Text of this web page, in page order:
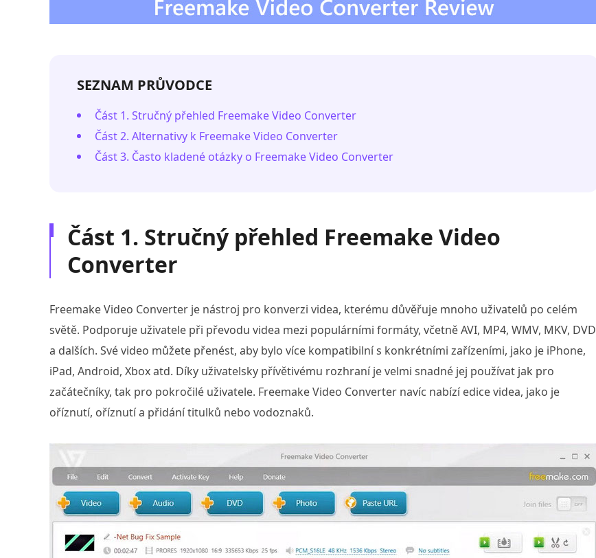
SEZNAM PRŮVODCE
Část 1. Stručný přehled Freemake Video Converter
Část 2. Alternativy k Freemake Video Converter
Část 3. Často kladené otázky o Freemake Video Converter
Část 1. Stručný přehled Freemake Video
Converter
Freemake Video Converter je nástroj pro konverzi videa, kterému důvěřuje mnoho uživatelů po celém
světě. Podporuje uživatele při převodu videa mezi populárními formáty, včetně AVI, MP4, WMV, MKV, DVD
a dalších. Své video můžete přenést, aby bylo více kompatibilní s konkrétními zařízeními, jako je iPhone,
iPad, Android, Xbox atd. Díky uživatelsky přívětivému rozhraní je velmi snadné jej používat jak pro
začátečníky, tak pro pokročilé uživatele. Freemake Video Converter navíc nabízí edice videa, jako je
oříznutí, oříznutí a přidání titulků nebo vodoznaků.